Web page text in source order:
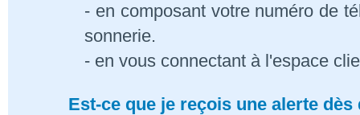
- en composant votre numéro de
sonnerie.
- en vous connectant à l'espace
Est-ce que je reçois une alerte